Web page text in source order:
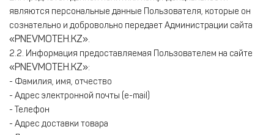
являются персональные данные Пользователя, которые он
сознательно и добровольно передает Администрации сайта
«PNEVMOTEH.KZ».
2.2. Информация предоставляемая Пользователем на сайте
«PNEVMOTEH.KZ»:
- Фамилия, имя, отчество
- Адрес электронной почты (e-mail)
- Телефон
- Адрес доставки товара